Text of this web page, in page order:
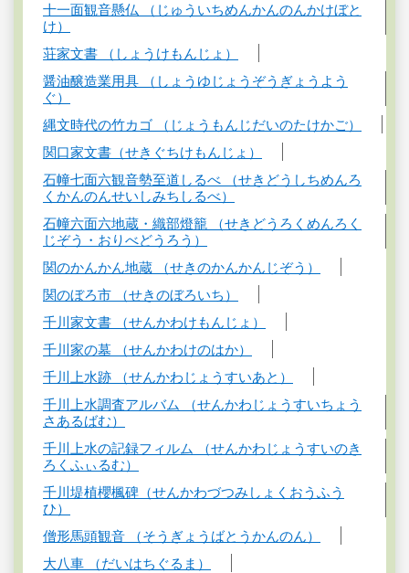
十一面観音懸仏 （じゅういちめんかんのんかけぼと
け）
荘家文書 （しょうけもんじょ）
醤油醸造業用具 （しょうゆじょうぞうぎょうよう
ぐ）
縄文時代の竹カゴ （じょうもんじだいのたけかご）
関口家文書（せきぐちけもんじょ）
石幢七面六観音勢至道しるべ （せきどうしちめんろ
くかんのんせいしみちしるべ）
石幢六面六地蔵・織部燈籠 （せきどうろくめんろく
じぞう・おりべどうろう）
関のかんかん地蔵 （せきのかんかんじぞう）
関のぼろ市 （せきのぼろいち）
千川家文書 （せんかわけもんじょ）
千川家の墓 （せんかわけのはか）
千川上水跡 （せんかわじょうすいあと）
千川上水調査アルバム （せんかわじょうすいちょう
さあるばむ）
千川上水の記録フィルム （せんかわじょうすいのき
ろくふぃるむ）
千川堤植櫻楓碑（せんかわづつみしょくおうふう
ひ）
僧形馬頭観音 （そうぎょうばとうかんのん）
大八車 （だいはちぐるま）